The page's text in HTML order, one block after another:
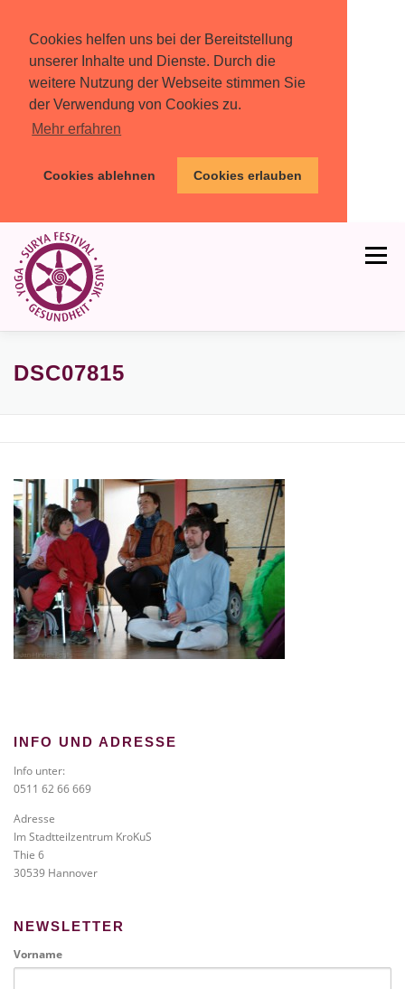
Cookies helfen uns bei der Bereitstellung
unserer Inhalte und Dienste. Durch die
weitere Nutzung der Webseite stimmen Sie
der Verwendung von Cookies zu.
Mehr erfahren
Cookies ablehnen Cookies erlauben
Inhalt
springen
Menü
HOME PROGRAMM
KONTAKT
DSC07815
INFO UND ADRESSE
Info unter:
0511 62 66 669
Adresse
Im Stadtteilzentrum KroKuS
Thie 6
30539 Hannover
NEWSLETTER
Vorname